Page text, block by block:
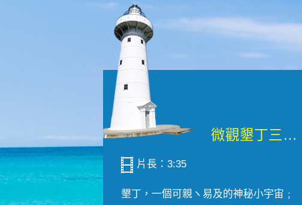
微觀墾丁三部曲 重生....
片長：3:35
墾丁，一個可親ヽ易及的神秘小宇宙﹔